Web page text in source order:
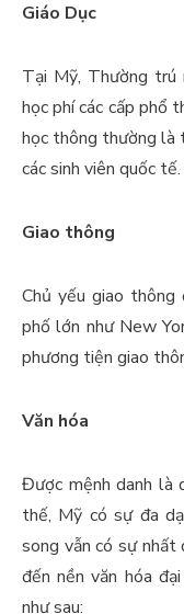
Giáo Dục
Tại Mỹ, Thường trú
học phí các cấp phổ
học thông thường là
các sinh viên quốc tế.
Giao thông
Chủ yếu giao
phố lớn như New
phương tiện giao
Văn hóa
Được mệnh danh là
thế, Mỹ có sự đa
song vẫn có sự nhất
đến nền văn hóa
như sau: